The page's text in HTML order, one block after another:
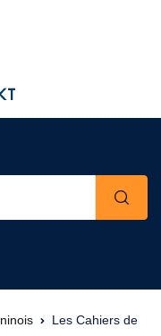
Les Cahiers de